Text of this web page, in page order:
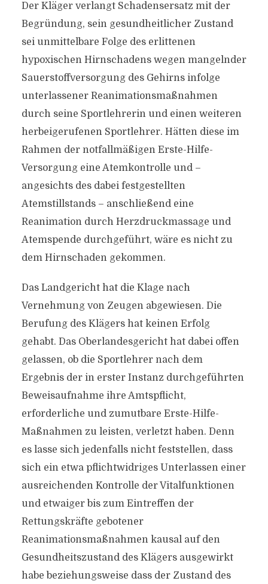
Der Kläger verlangt Schadensersatz mit der
Begründung, sein gesundheitlicher Zustand
sei unmittelbare Folge des erlittenen
hypoxischen Hirnschadens wegen mangelnder
Sauerstoffversorgung des Gehirns infolge
unterlassener Reanimationsmaßnahmen
durch seine Sportlehrerin und einen weiteren
herbeigerufenen Sportlehrer. Hätten diese im
Rahmen der notfallmäßigen Erste-Hilfe-
Versorgung eine Atemkontrolle und –
angesichts des dabei festgestellten
Atemstillstands – anschließend eine
Reanimation durch Herzdruckmassage und
Atemspende durchgeführt, wäre es nicht zu
dem Hirnschaden gekommen.
Das Landgericht hat die Klage nach
Vernehmung von Zeugen abgewiesen. Die
Berufung des Klägers hat keinen Erfolg
gehabt. Das Oberlandesgericht hat dabei offen
gelassen, ob die Sportlehrer nach dem
Ergebnis der in erster Instanz durchgeführten
Beweisaufnahme ihre Amtspflicht,
erforderliche und zumutbare Erste-Hilfe-
Maßnahmen zu leisten, verletzt haben. Denn
es lasse sich jedenfalls nicht feststellen, dass
sich ein etwa pflichtwidriges Unterlassen einer
ausreichenden Kontrolle der Vitalfunktionen
und etwaiger bis zum Eintreffen der
Rettungskräfte gebotener
Reanimationsmaßnahmen kausal auf den
Gesundheitszustand des Klägers ausgewirkt
habe beziehungsweise dass der Zustand des